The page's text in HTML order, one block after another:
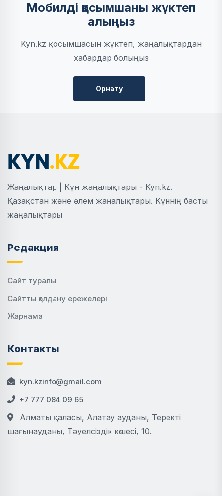
Мобилді қосымшаны жүктеп
алыңыз
Kyn.kz қосымшасын жүктеп, жаңалықтардан
хабардар болыңыз
Орнату
Жаңалықтар | Күн жаңалықтары - Kyn.kz.
Қазақстан және әлем жаңалықтары. Күннің басты
жаңалықтары
Редакция
Сайт туралы
Сайтты қолдану ережелері
Жарнама
Контакты
kyn.kzinfo@gmail.com
+7 777 084 09 65
Алматы қаласы, Алатау ауданы, Теректі
шағынауданы, Тәуелсіздік көшесі, 10.